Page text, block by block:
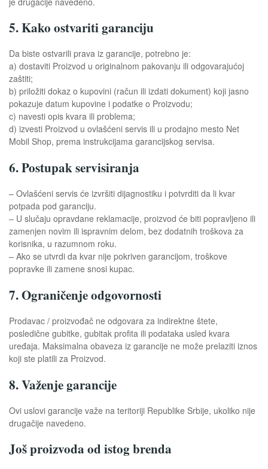
5. Kako ostvariti garanciju
Da biste ostvarili prava iz garancije, potrebno je:
a) dostaviti Proizvod u originalnom pakovanju ili odgovarajućoj
zaštiti;
b) priložiti dokaz o kupovini (račun ili izdati dokument) koji jasno
pokazuje datum kupovine i podatke o Proizvodu;
c) navesti opis kvara ili problema;
d) izvesti Proizvod u ovlašćeni servis ili u prodajno mesto Net
Mobil Shop, prema instrukcijama garancijskog servisa.
6. Postupak servisiranja
– Ovlašćeni servis će izvršiti dijagnostiku i potvrditi da li kvar
potpada pod garanciju.
– U slučaju opravdane reklamacije, proizvod će biti popravljeno ili
zamenjen novim ili ispravnim delom, bez dodatnih troškova za
korisnika, u razumnom roku.
– Ako se utvrdi da kvar nije pokriven garancijom, troškove
popravke ili zamene snosi kupac.
7. Ograničenje odgovornosti
Prodavac / proizvođač ne odgovara za indirektne štete,
posledične gubitke, gubitak profita ili podataka usled kvara
uređaja. Maksimalna obaveza iz garancije ne može prelaziti iznos
koji ste platili za Proizvod.
8. Važenje garancije
Ovi uslovi garancije važe na teritoriji Republike Srbije, ukoliko nije
drugačije navedeno.
Još proizvoda od istog brenda